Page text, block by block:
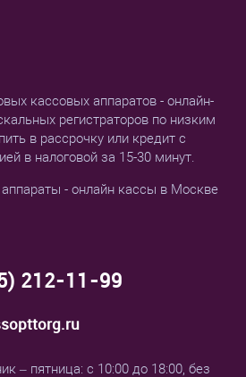
кассовых аппаратов - онлайн-
регистраторов по низким
в рассрочку или кредит с
в налоговой за 15-30 минут.
- онлайн кассы в Москве
212-11-99
– пятница: с 10:00 до 18:00, без